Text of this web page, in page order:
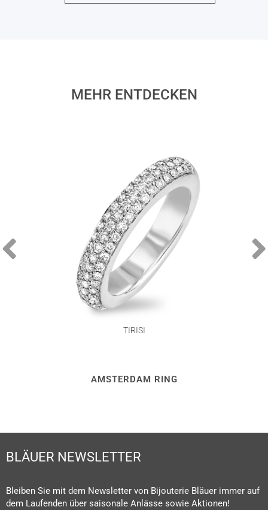
MEHR ENTDECKEN
TIRISI
AMSTERDAM RING
BLÄUER NEWSLETTER
Bleiben Sie mit dem Newsletter von Bijouterie Bläuer immer auf
dem Laufenden über saisonale Anlässe sowie Aktionen!